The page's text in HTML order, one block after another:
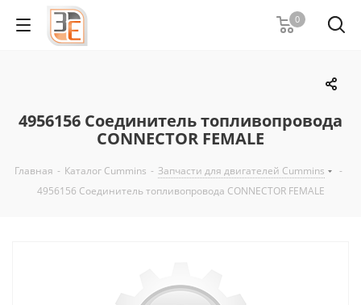
0
4956156 Соединитель топливопровода
CONNECTOR FEMALE
Главная - Каталог Cummins - Запчасти для двигателей Cummins
-
4956156 Соединитель топливопровода CONNECTOR FEMALE